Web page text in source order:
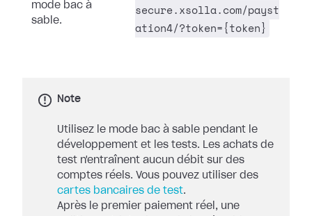
mode bac à
sable.
secure.xsolla.com/payst
ation4/?token={token}
Note
Utilisez le mode bac à sable pendant le
développement et les tests. Les achats de
test n'entraînent aucun débit sur des
comptes réels. Vous pouvez utiliser des
cartes bancaires de test.
Après le premier paiement réel, une